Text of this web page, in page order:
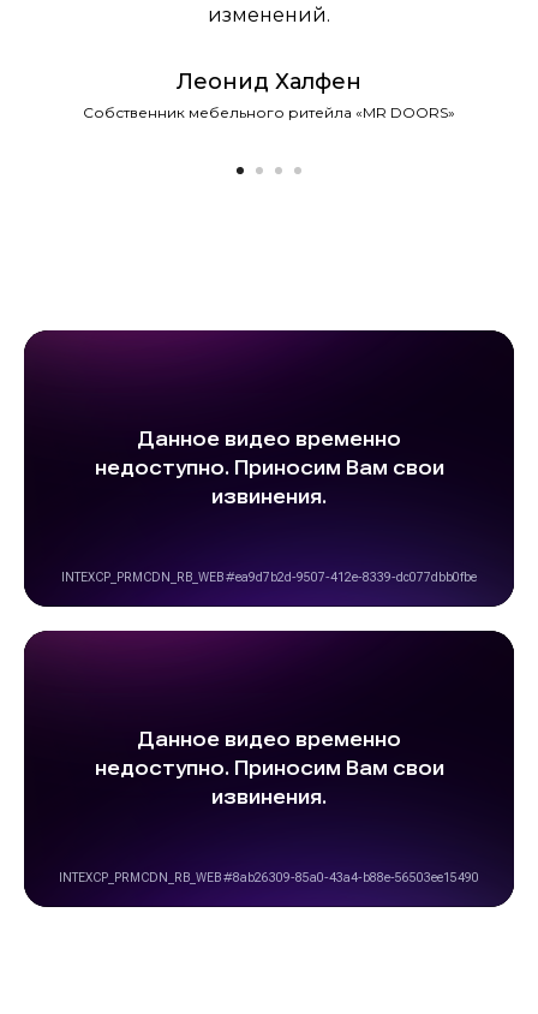
изменений.
Леонид Халфен
Собственник мебельного ритейла «MR DOORS»